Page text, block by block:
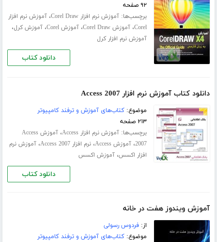
۹۲ صفحه
برچسب‌ها:آموزش نرم افزار Corel Draw ،آموزش نرم افزار
Corel،آموزش Corel Draw ،آموزش Corel ،آموزش کرل،
آموزش نرم افزار کرل
دانلود کتاب
دانلود کتاب آموزش نرم افزار Access 2007
موضوع:کتاب‌های آموزش و ترفند کامپیوتر
۲۱۳ صفحه
برچسب‌ها:آموزش نرم افزار Access ،
آموزش Access
2007،آموزش Access ،نرم افزار Access 2007 ،آموزش نرم
افزار اکسس،آموزش اکسس
دانلود کتاب
آموزش ویندوز هفت در خانه
از:فردوس رسولی
موضوع:کتاب‌های آموزش و ترفند کامپیوتر